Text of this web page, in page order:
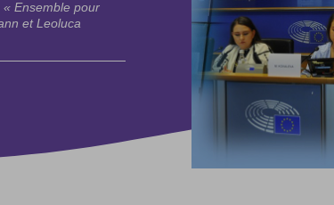
Ensemble pour
et Leoluca